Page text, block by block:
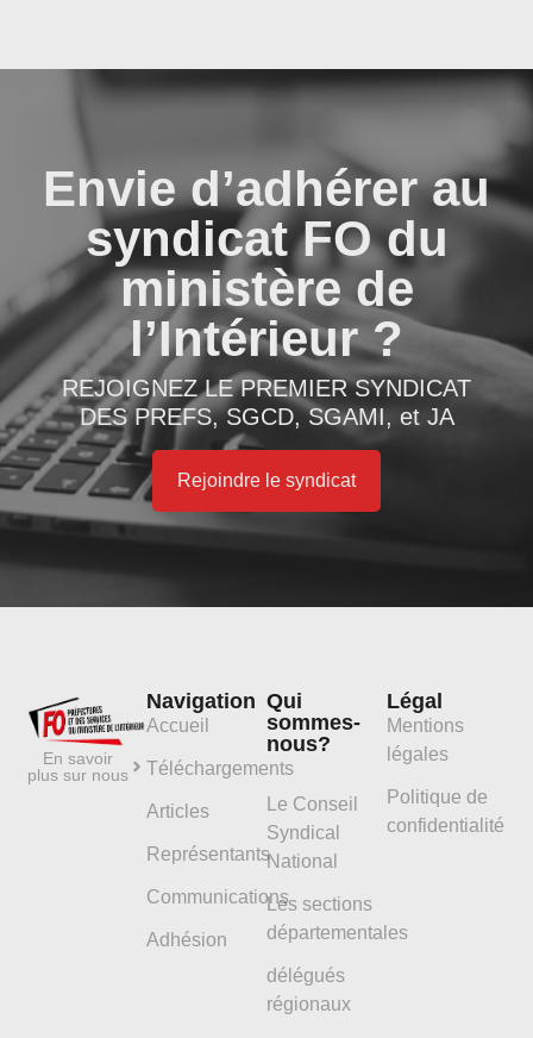
Envie d’adhérer au
syndicat FO du
ministère de
l’Intérieur ?
REJOIGNEZ LE PREMIER SYNDICAT
DES PREFS, SGCD, SGAMI, et JA
Rejoindre le syndicat
En savoir
plus sur nous
Navigation
Accueil
Téléchargements
Articles
Représentants
Communications
Adhésion
Qui
sommes-
nous?
Le Conseil
Syndical
National
Les sections
départementales
délégués
régionaux
Légal
Mentions
légales
Politique de
confidentialité